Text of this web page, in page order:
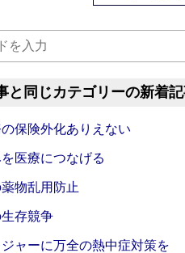
と同じカテゴリーの新着
保険外化ありえない
医療につなげる
物乱用防止
存競争
ャーに万全の熱中症対策を